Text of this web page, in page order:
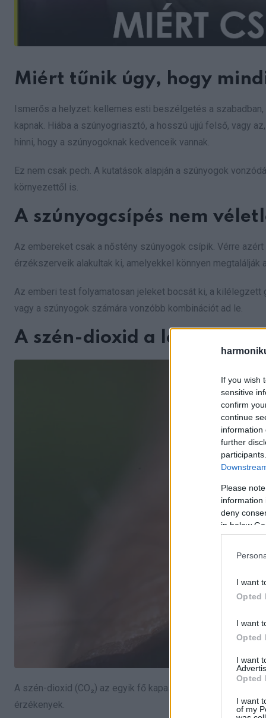
If you wish
sensitive
confirm
continue
information
further
Please
information
deny
in below
I want
Opted
I want
Opted
I want
Opted
I want
of my
Miért tűnik úgy, hogy
Ismerős a helyzet: kellemes esti beszélgetés a
kapnak. Hiába a szúnyogriasztó, a hosszú ujjú felső, vagy
hinni, hogy a szúnyogoknak kedvenceik vannak.
Ez nem csak pech. A kutatások alapján a szúnyogok
környezettől is.
A szúnyogcsípés nem
Az embereket csak a nőstény szúnyogok csípik. Vérre
érzékszerveik alakultak ki, amelyekkel könnyen megtalálják
Az emberi test folyamatosan jeleket bocsát ki, a kilélegzett
vagy a szúnyogok számára vonzóbb kombinációt ad le.
A szén-dioxid a legerősebb
A szén-dioxid (CO₂) az egyik fő kapaszkodó a
érzékenyek.